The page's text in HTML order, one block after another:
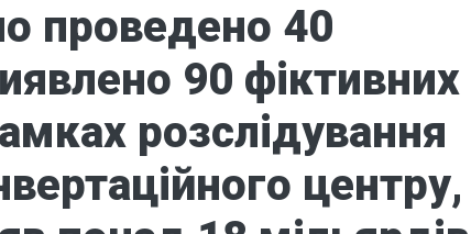
проведено 40
90 фіктивних
розслідування
центру,